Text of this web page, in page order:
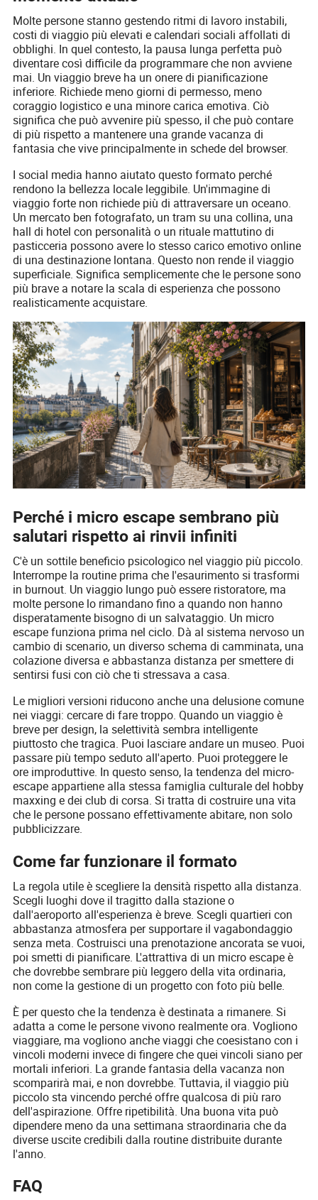
Molte persone stanno gestendo ritmi di lavoro instabili,
costi di viaggio più elevati e calendari sociali affollati di
obblighi. In quel contesto, la pausa lunga perfetta può
diventare così difficile da programmare che non avviene
mai. Un viaggio breve ha un onere di pianificazione
inferiore. Richiede meno giorni di permesso, meno
coraggio logistico e una minore carica emotiva. Ciò
significa che può avvenire più spesso, il che può contare
di più rispetto a mantenere una grande vacanza di
fantasia che vive principalmente in schede del browser.
I social media hanno aiutato questo formato perché
rendono la bellezza locale leggibile. Un'immagine di
viaggio forte non richiede più di attraversare un oceano.
Un mercato ben fotografato, un tram su una collina, una
hall di hotel con personalità o un rituale mattutino di
pasticceria possono avere lo stesso carico emotivo online
di una destinazione lontana. Questo non rende il viaggio
superficiale. Significa semplicemente che le persone sono
più brave a notare la scala di esperienza che possono
realisticamente acquistare.
Perché i micro escape sembrano più
salutari rispetto ai rinvii infiniti
C'è un sottile beneficio psicologico nel viaggio più piccolo.
Interrompe la routine prima che l'esaurimento si trasformi
in burnout. Un viaggio lungo può essere ristoratore, ma
molte persone lo rimandano fino a quando non hanno
disperatamente bisogno di un salvataggio. Un micro
escape funziona prima nel ciclo. Dà al sistema nervoso un
cambio di scenario, un diverso schema di camminata, una
colazione diversa e abbastanza distanza per smettere di
sentirsi fusi con ciò che ti stressava a casa.
Le migliori versioni riducono anche una delusione comune
nei viaggi: cercare di fare troppo. Quando un viaggio è
breve per design, la selettività sembra intelligente
piuttosto che tragica. Puoi lasciare andare un museo. Puoi
passare più tempo seduto all'aperto. Puoi proteggere le
ore improduttive. In questo senso, la tendenza del micro-
escape appartiene alla stessa famiglia culturale del hobby
maxxing e dei club di corsa. Si tratta di costruire una vita
che le persone possano effettivamente abitare, non solo
pubblicizzare.
Come far funzionare il formato
La regola utile è scegliere la densità rispetto alla distanza.
Scegli luoghi dove il tragitto dalla stazione o
dall'aeroporto all'esperienza è breve. Scegli quartieri con
abbastanza atmosfera per supportare il vagabondaggio
senza meta. Costruisci una prenotazione ancorata se vuoi,
poi smetti di pianificare. L'attrattiva di un micro escape è
che dovrebbe sembrare più leggero della vita ordinaria,
non come la gestione di un progetto con foto più belle.
È per questo che la tendenza è destinata a rimanere. Si
adatta a come le persone vivono realmente ora. Vogliono
viaggiare, ma vogliono anche viaggi che coesistano con i
vincoli moderni invece di fingere che quei vincoli siano per
mortali inferiori. La grande fantasia della vacanza non
scomparirà mai, e non dovrebbe. Tuttavia, il viaggio più
piccolo sta vincendo perché offre qualcosa di più raro
dell'aspirazione. Offre ripetibilità. Una buona vita può
dipendere meno da una settimana straordinaria che da
diverse uscite credibili dalla routine distribuite durante
l'anno.
FAQ